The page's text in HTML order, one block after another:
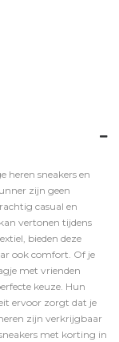
heren sneakers en
zijn geen
casual en
vertonen tijdens
bieden deze
ook comfort. Of je
met vrienden
keuze. Hun
ervoor zorgt dat je
zijn verkrijgbaar
met korting in